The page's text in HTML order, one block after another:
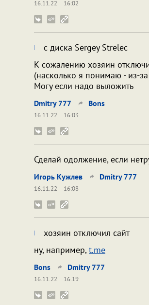
16.11.22
16:02
с диска Sergey Strelec
К сожалению хозяин
(насколько я понимаю - из-
Могу если надо выложить
Dmitry 777 Bons
16.11.22
16:03
Сделай одолжение, если
Игорь Кужлев Dmitry 777
16.11.22
16:08
хозяин отключил сайт
ну, например,t.me
Bons Dmitry 777
16.11.22
16:19